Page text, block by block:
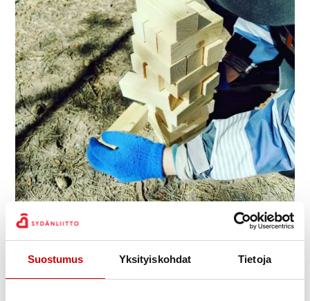
Suostumus Yksityiskohdat Tietoja
Sydänteltan vieressä pääsi myös tutustumaan
maallikkoelvytykseen ja sydäniskurin käyttöön.